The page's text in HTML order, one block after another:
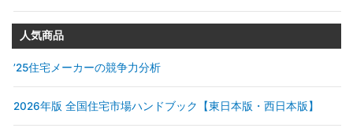
人気商品
’25住宅メーカーの競争力分析
2026年版 全国住宅市場ハンドブック【東日本版・西日本版】